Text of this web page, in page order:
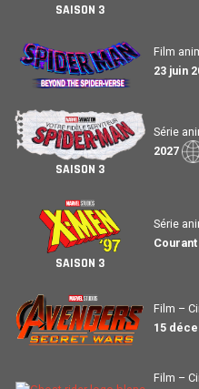
SAISON 3
Film
23 juin
SAISON 3
Série
2027
SAISON 3
Série
Courant
Film –
15
Film –